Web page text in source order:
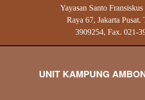
Yayasan Santo
Raya 67, Jakarta Pusat.
3909254, Fax. 021-
UNIT KAMPUNG